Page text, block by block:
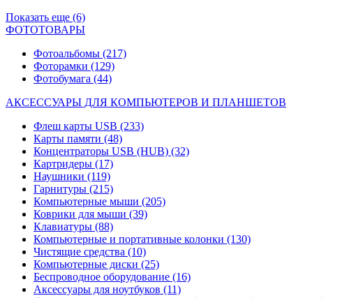
Показать еще (6)
ФОТОТОВАРЫ
Фотоальбомы (217)
Фоторамки (129)
Фотобумага (44)
АКСЕССУАРЫ ДЛЯ КОМПЬЮТЕРОВ И ПЛАНШЕТОВ
Флеш карты USB (233)
Карты памяти (48)
Концентраторы USB (HUB) (32)
Картридеры (17)
Наушники (119)
Гарнитуры (215)
Компьютерные мыши (205)
Коврики для мыши (39)
Клавиатуры (88)
Компьютерные и портативные колонки (130)
Чистящие средства (10)
Компьютерные диски (25)
Беспроводное оборудование (16)
Аксессуары для ноутбуков (11)